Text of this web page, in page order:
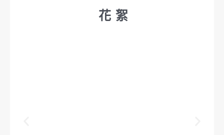
花絮